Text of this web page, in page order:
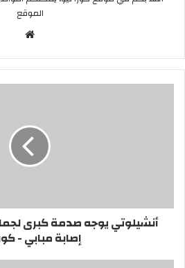
الموقع
أنشيلوتي يوجه صدمة كبرى
إصابة مبابي -